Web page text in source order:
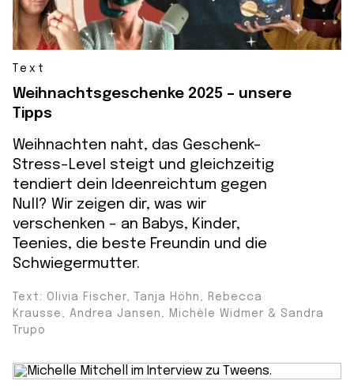
Text
Weihnachtsgeschenke 2025 – unsere
Tipps
Weihnachten naht, das Geschenk-
Stress-Level steigt und gleichzeitig
tendiert dein Ideenreichtum gegen
Null? Wir zeigen dir, was wir
verschenken - an Babys, Kinder,
Teenies, die beste Freundin und die
Schwiegermutter.
Text: Olivia Fischer, Tanja Höhn, Rebecca
Krausse, Andrea Jansen, Michèle Widmer & Sandra
Trupo